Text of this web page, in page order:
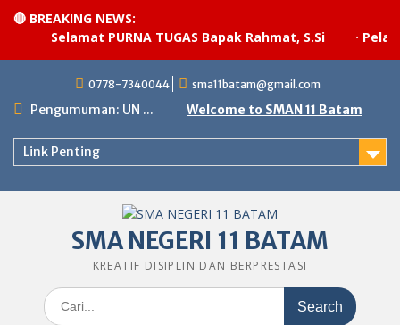
🔴 BREAKING NEWS:
Selamat PURNA TUGAS Bapak Rahmat, S.Si
content
0778-7340044 sma11batam@gmail.com
Pengumuman: UN ... Welcome to SMAN 11 Batam
Link Penting
SMA NEGERI 11 BATAM
KREATIF DISIPLIN DAN BERPRESTASI
Search
for: